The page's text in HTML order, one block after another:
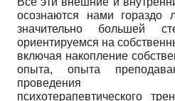
осознаются нами
значительно большей
ориентируемся на
включая накопление
опыта, опыта
проведения
психотерапевтического